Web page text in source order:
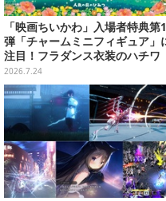
「映画ちいかわ」入場者特典第1
弾「チャームミニフィギュア」
注目！フラダンス衣装のハチワ
レ、うさぎら全8種類
2026.7.24